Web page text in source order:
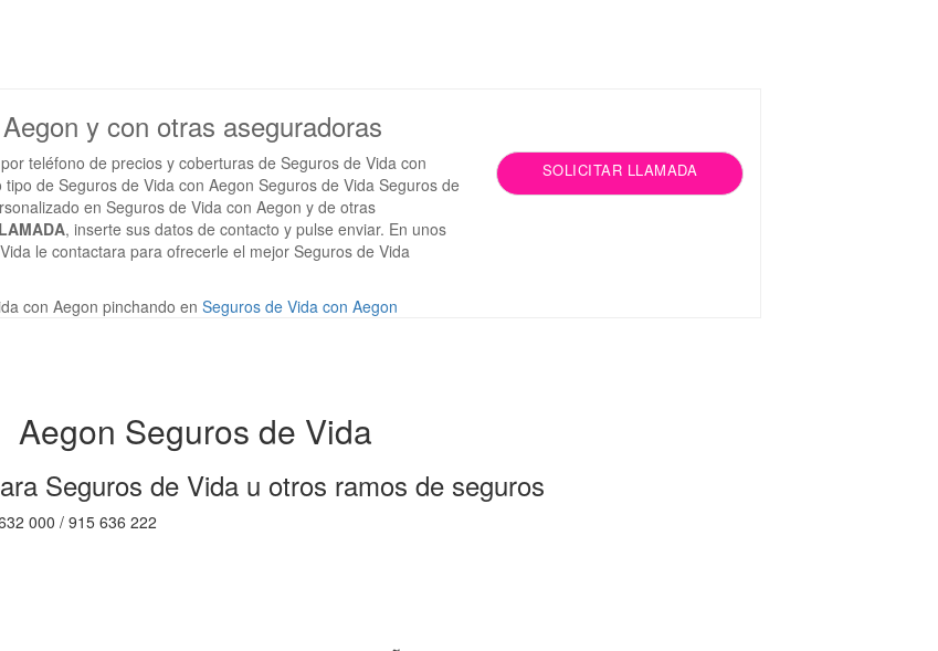
y con otras aseguradoras
teléfono de precios y coberturas de Seguros de Vida con
de Seguros de Vida con Aegon Seguros de Vida Seguros de
en Seguros de Vida con Aegon y de otras
, inserte sus datos de contacto y pulse enviar. En unos
le contactara para ofrecerle el mejor Seguros de Vida
con Aegon pinchando en Seguros de Vida con Aegon
SOLICITAR LLAMADA
Aegon Seguros de Vida
Seguros de Vida u otros ramos de seguros
000 / 915 636 222